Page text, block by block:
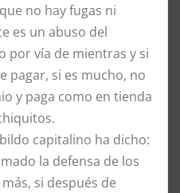
no hay fugas ni
es un abuso del
por vía de mientras y si
pagar, si es mucho, no
y paga como en tienda
capitalino ha dicho:
la defensa de los
si después de